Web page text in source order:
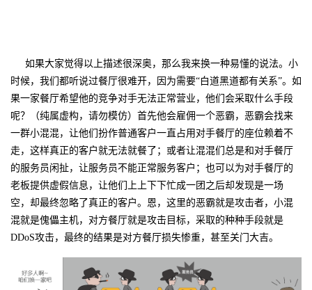
注
开
发
者
学
堂
我
的
我
的
Programs
我
的
支
持
我
的
技
我
的
如果大家觉得以上描述很深奥，那么我来换一种易懂的说法。小
时候，我们都听说过餐厅很难开，因为需要“白道黑道都有关系”。如
果一家餐厅希望他的竞争对手无法正常营业，他们会采取什么手段
呢？（纯属虚构，请勿模仿）首先他会雇佣一个恶霸，恶霸会找来
一群小混混，让他们扮作普通客户一直占用对手餐厅的座位赖着不
走，这样真正的客户就无法就餐了；或者让混混们总是和对手餐厅
的服务员闲扯，让服务员不能正常服务客户；也可以为对手餐厅的
老板提供虚假信息，让他们上上下下忙成一团之后却发现是一场
空，却最终忽略了真正的客户。恩，这里的恶霸就是攻击者，小混
混就是傀儡主机，对方餐厅就是攻击目标，采取的种种手段就是
DDoS攻击，最终的结果是对方餐厅损失惨重，甚至关门大吉。